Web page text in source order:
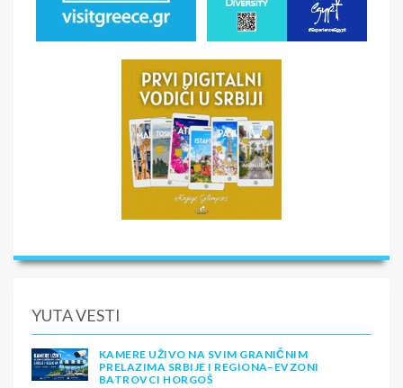
YUTA VESTI
KAMERE UŽIVO NA SVIM GRANIČNIM
PRELAZIMA SRBIJE I REGIONA–EVZONI
BATROVCI HORGOŠ